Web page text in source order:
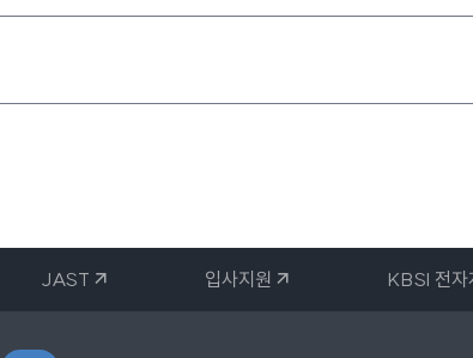
JAST 입사지원 KBSI 전자